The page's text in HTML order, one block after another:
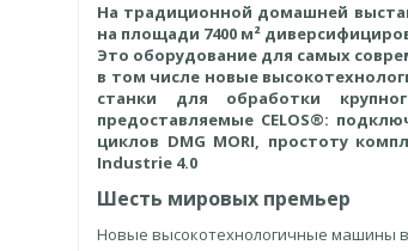
На традиционной домашней
на площади 7400 м²
Это оборудование для самых
в том числе новые
станки для обработки
предоставляемые CELOS®:
циклов DMG MORI, простоту
Industrie 4.0
Шесть мировых премьер
Новые высокотехнологичные машины